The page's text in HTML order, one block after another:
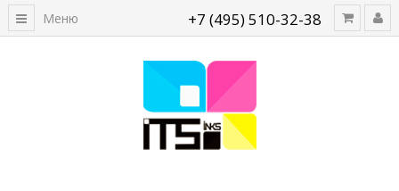
+7 (495) 510-32-38
Меню